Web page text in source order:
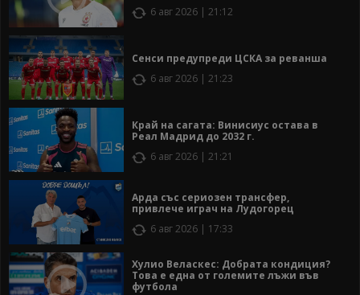
6 авг 2026 | 21:12
Сенси предупреди ЦСКА за реванша
6 авг 2026 | 21:23
Край на сагата: Винисиус остава в
Реал Мадрид до 2032 г.
6 авг 2026 | 21:21
Арда със сериозен трансфер,
привлече играч на Лудогорец
6 авг 2026 | 17:33
Хулио Веласкес: Добрата кондиция?
Това е една от големите лъжи във
футбола